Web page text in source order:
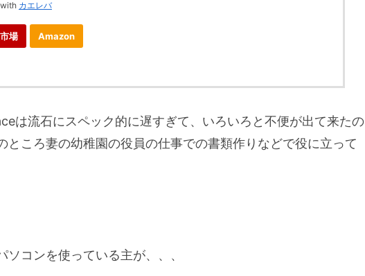
カエレバ
場 Amazon
は流石にスペック的に遅すぎて、いろいろと不便が出て来たの
ところ妻の幼稚園の役員の仕事での書類作りなどで役に立って
コンを使っている主が、、、